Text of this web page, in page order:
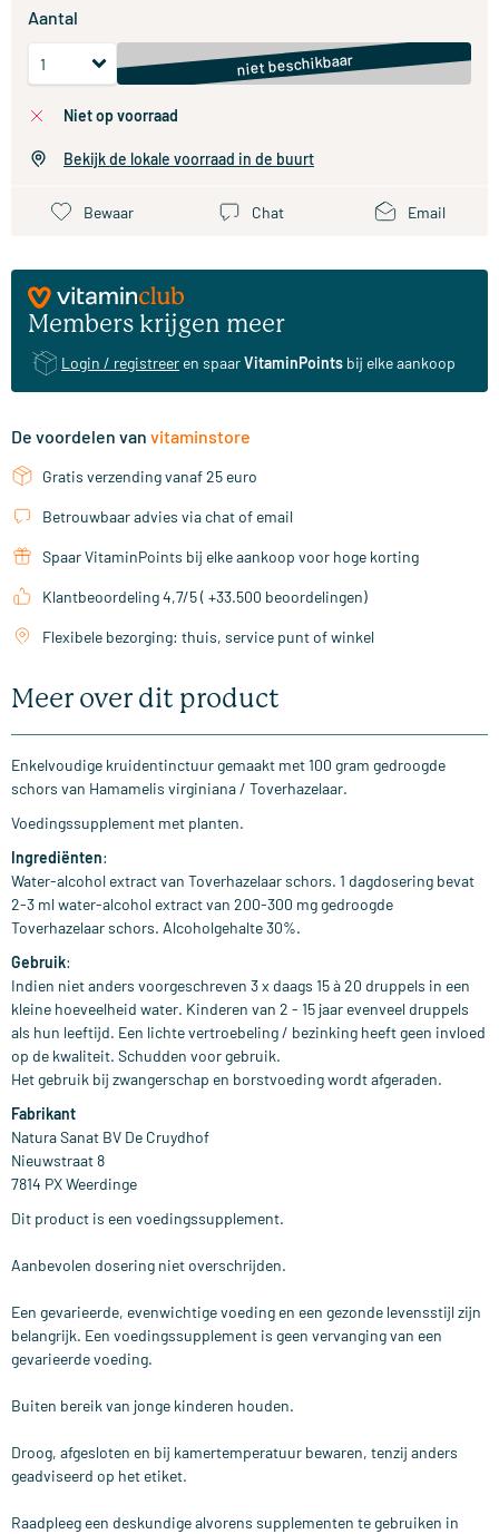
Aantal
niet beschikbaar
niet op voorraad
Bekijk de lokale voorraad in de buurt
Bewaar Chat Email
Members krijgen meer
Login / registreer en spaarVitaminPoints bij elke aankoop
De voordelen van vitaminstore
Gratis verzending vanaf 25 euro
Betrouwbaar advies via chat of email
Spaar VitaminPoints bij elke aankoop voor hoge korting
Klantbeoordeling 4,7/5 ( +33.500 beoordelingen)
Flexibele bezorging: thuis, service punt of winkel
Meer over dit product
Enkelvoudige kruidentinctuur gemaakt met 100 gram gedroogde
schors van Hamamelis virginiana / Toverhazelaar.
Voedingssupplement met planten.
Ingrediënten:
Water-alcohol extract van Toverhazelaar schors. 1 dagdosering bevat
2-3 ml water-alcohol extract van 200-300 mg gedroogde
Toverhazelaar schors. Alcoholgehalte 30%.
Gebruik:
Indien niet anders voorgeschreven 3 x daags 15 à 20 druppels in een
kleine hoeveelheid water. Kinderen van 2 - 15 jaar evenveel druppels
als hun leeftijd. Een lichte vertroebeling / bezinking heeft geen invloed
op de kwaliteit. Schudden voor gebruik.
Het gebruik bij zwangerschap en borstvoeding wordt afgeraden.
Fabrikant
Natura Sanat BV De Cruydhof
Nieuwstraat 8
7814 PX Weerdinge
Dit product is een voedingssupplement.
Aanbevolen dosering niet overschrijden.
Een gevarieerde, evenwichtige voeding en een gezonde levensstijl zijn
belangrijk. Een voedingssupplement is geen vervanging van een
gevarieerde voeding.
Buiten bereik van jonge kinderen houden.
Droog, afgesloten en bij kamertemperatuur bewaren, tenzij anders
geadviseerd op het etiket.
Raadpleeg een deskundige alvorens supplementen te gebruiken in